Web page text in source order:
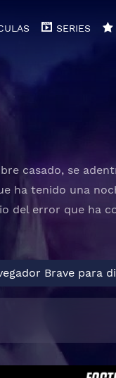
SERIES
casado, se
ha tenido una
del error que ha
Brave para